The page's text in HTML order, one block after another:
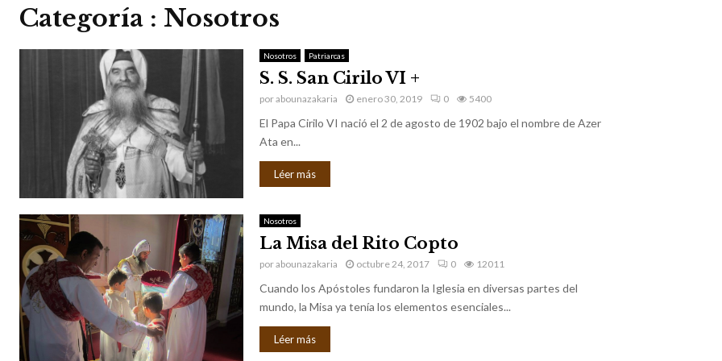
Categoría : Nosotros
Nosotros Patriarcas
S. S. San Cirilo VI +
porabounazakaria enero 30, 2019 0 5400
El Papa Cirilo VI nació el 2 de agosto de 1902 bajo el nombre de Azer
Ata en...
Léer más
Nosotros
La Misa del Rito Copto
porabounazakaria octubre 24, 2017 0 12011
Cuando los Apóstoles fundaron la Iglesia en diversas partes del
mundo, la Misa ya tenía los elementos esenciales...
Léer más